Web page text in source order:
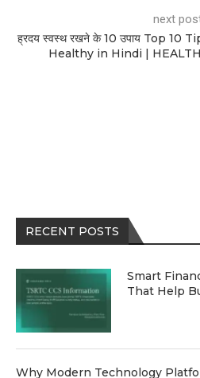
next
ह्रदय स्वस्थ रखने के 10 उपाय Top 10
Healthy in Hindi |
RECENT POSTS
Smart
That Help
Why Modern Technology